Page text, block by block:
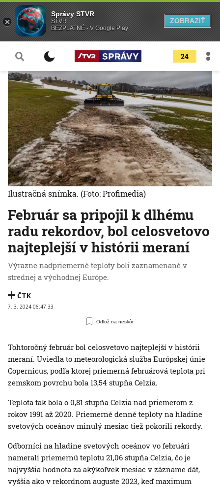
24
Február sa pripojil k dlhému
radu rekordov, bol celosvetovo
najteplejší v histórii meraní
Výrazne nadpriemerné teploty boli zaznamenané v
strednej a východnej Európe.
ČTK
7. 3. 2024 06:47:33
Odlož na neskôr
Ilustračná snímka. (Foto: Profimedia)
Tohtoročný február bol celosvetovo najteplejší v histórii
meraní. Uviedla to meteorologická služba Európskej únie
Copernicus, podľa ktorej priemerná februárová teplota pri
zemskom povrchu bola 13,54 stupňa Celzia.
Teplota tak bola o 0,81 stupňa Celzia nad priemerom z
rokov 1991 až 2020. Priemerné denné teploty na hladine
svetových oceánov minulý mesiac tiež pokorili rekordy.
Odborníci na hladine svetových oceánov vo februári
namerali priemernú teplotu 21,06 stupňa Celzia, čo je
najvyššia hodnota za akýkoľvek mesiac v zázname dát,
vyššia ako v rekordnom auguste 2023, keď maximum
Správy STVR
STVR
BEZPLATNÉ - V Google Play
ZOBRAZIŤ